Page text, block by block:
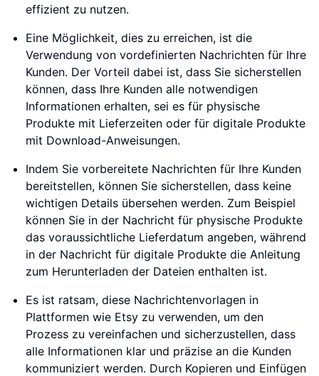
effizient zu nutzen.
Eine Möglichkeit, dies zu erreichen, ist die
Verwendung von vordefinierten Nachrichten für Ihre
Kunden. Der Vorteil dabei ist, dass Sie sicherstellen
können, dass Ihre Kunden alle notwendigen
Informationen erhalten, sei es für physische
Produkte mit Lieferzeiten oder für digitale Produkte
mit Download-Anweisungen.
Indem Sie vorbereitete Nachrichten für Ihre Kunden
bereitstellen, können Sie sicherstellen, dass keine
wichtigen Details übersehen werden. Zum Beispiel
können Sie in der Nachricht für physische Produkte
das voraussichtliche Lieferdatum angeben, während
in der Nachricht für digitale Produkte die Anleitung
zum Herunterladen der Dateien enthalten ist.
Es ist ratsam, diese Nachrichtenvorlagen in
Plattformen wie Etsy zu verwenden, um den
Prozess zu vereinfachen und sicherzustellen, dass
alle Informationen klar und präzise an die Kunden
kommuniziert werden. Durch Kopieren und Einfügen